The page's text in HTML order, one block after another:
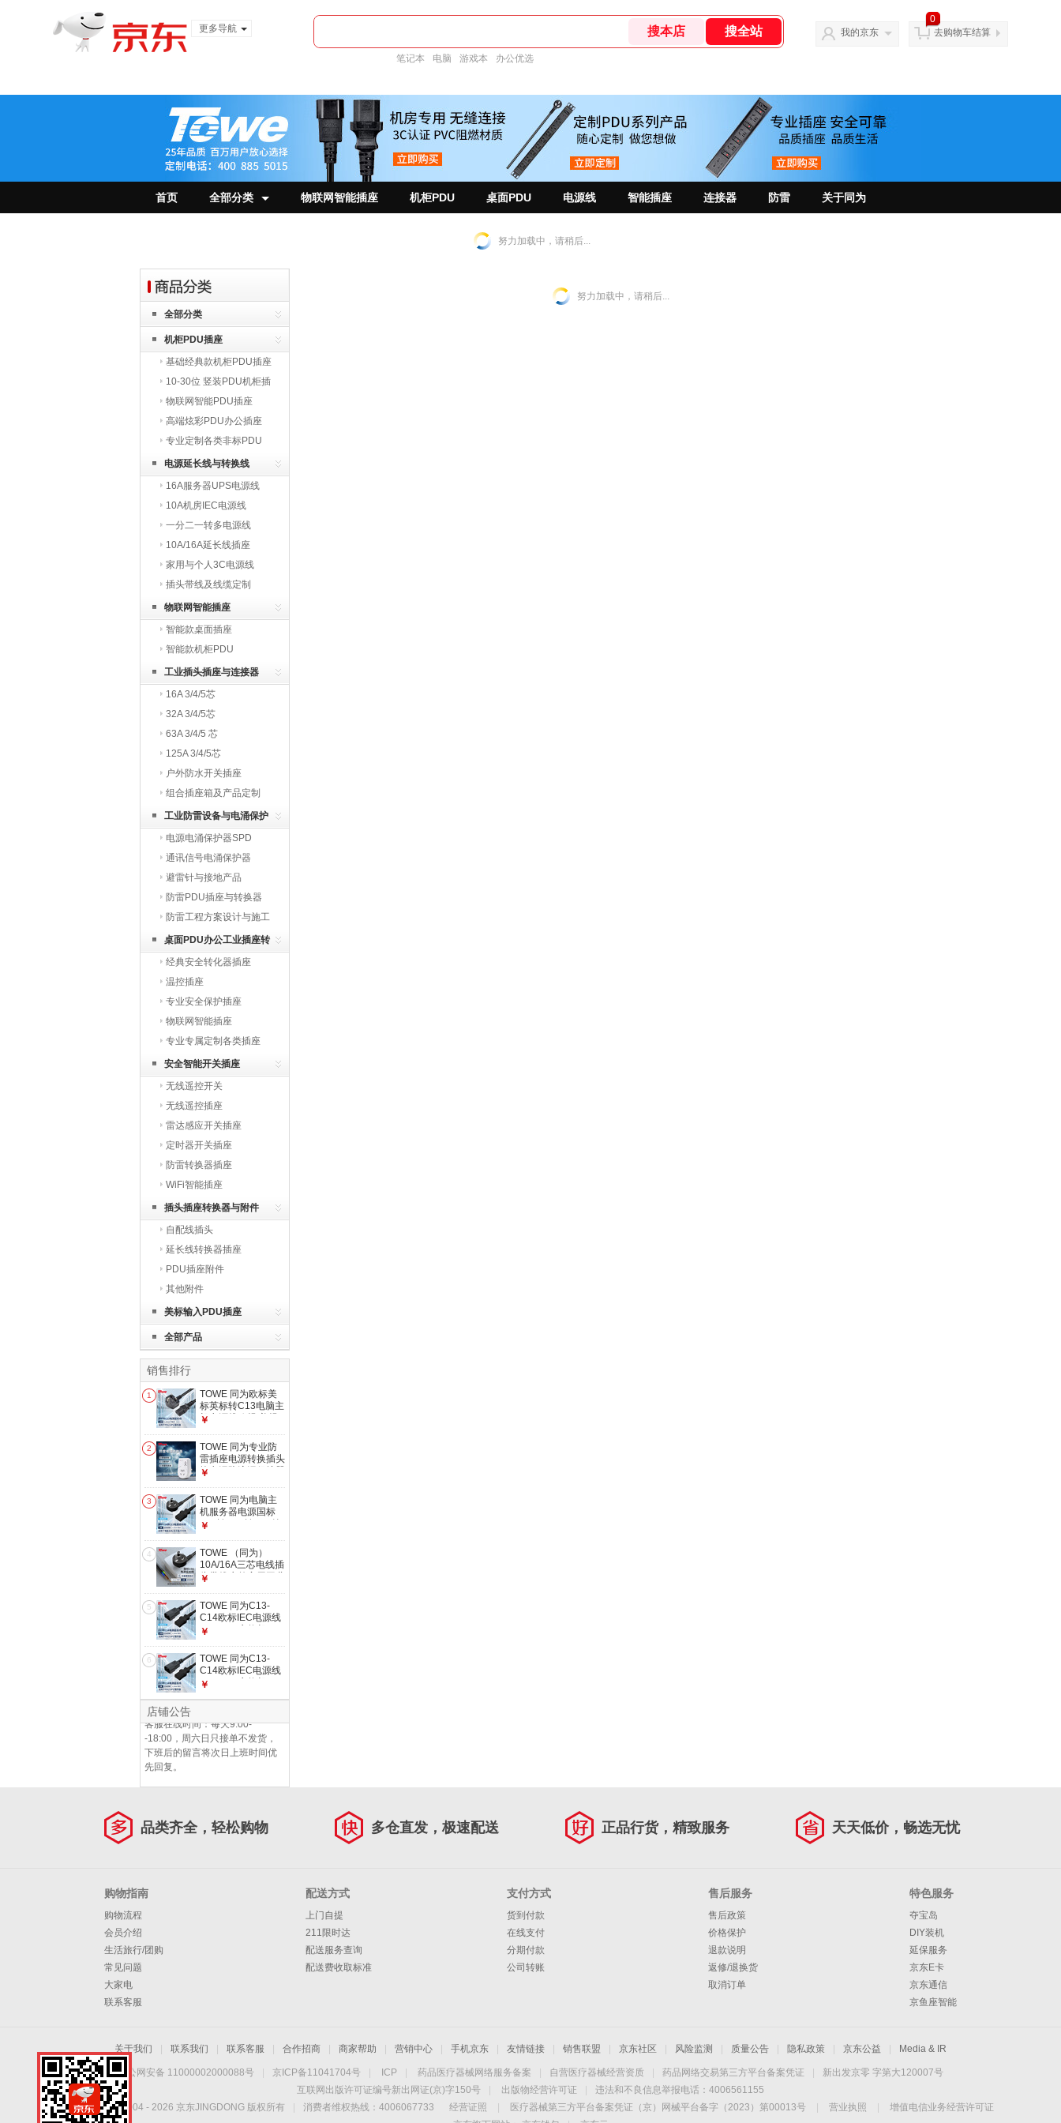
更多导航
笔记本 电脑 游戏本 办公优选
我的京东
0
去购物车结算
首页 全部分类 物联网智能插座 机柜PDU 桌面PDU 电源线 智能插座 连接器 防雷 关于同为
努力加载中，请稍后...
全部分类
机柜PDU插座
基础经典款机柜PDU插座
10-30位 竖装PDU机柜插
座物联网智能PDU插座
高端炫彩PDU办公插座
专业定制各类非标PDU
电源延长线与转换线
16A服务器UPS电源线
10A机房IEC电源线
一分二一转多电源线
10A/16A延长线插座
家用与个人3C电源线
插头带线及线缆定制
物联网智能插座
智能款桌面插座
智能款机柜PDU
工业插头插座与连接器
16A 3/4/5芯
32A 3/4/5芯
63A 3/4/5 芯
125A 3/4/5芯
户外防水开关插座
组合插座箱及产品定制
工业防雷设备与电涌保护
器
电源电涌保护器SPD
通讯信号电涌保护器
避雷针与接地产品
防雷PDU插座与转换器
防雷工程方案设计与施工
桌面PDU办公工业插座转
换器
经典安全转化器插座
温控插座
专业安全保护插座
物联网智能插座
专业专属定制各类插座
安全智能开关插座
无线遥控开关
无线遥控插座
雷达感应开关插座
定时器开关插座
防雷转换器插座
WiFi智能插座
插头插座转换器与附件
自配线插头
延长线转换器插座
PDU插座附件
其他附件
美标输入PDU插座
全部产品
销售排行
1
TOWE 同为欧标美
标英标转C13电脑主
机电源线欧规/美规/
铜芯电源延长线 英
标10A插头转C13
1.8米 1.0平方
￥
2
TOWE 同为专业防
雷插座电源转换插头
抗电涌防浪涌保护器
孔 AP-1011S
￥
3
TOWE 同为电脑主
机服务器电源国标
10a转C13转C15纯
16A转C13电源线
1.5平 国标10A插头
3米 TW-F-G10/C13
￥
4
TOWE （同为）
10A/16A三芯电线插
头带线户外家用工业
头自接线裸尾电源线
10A 1.5平 3米TW-F-
G10 3M
￥
5
TOWE 同为C13-
C14欧标IEC电源线
PDU/IEC交换机
源延长线C13转C14
1.8米 1.5平 TW-F-
C13/C14 1.5平方
￥
6
TOWE 同为C13-
C14欧标IEC电源线
PDU/IEC交换机
C13/C14 1.5平方
￥
店铺公告
仓库发货时间：当日16：30前支
付的订单当天发货，16：30后的
订单次日发货，周六日、节假日
不发货，顺延至上班第一天按支
付时间顺发。
客服在线时间：每天9:00-
-18:00，周六日只接单不发货，
下班后的留言将次日上班时间优
先回复。
努力加载中，请稍后...
品类齐全，轻松购物 多仓直发，极速配送 正品行货，精致服务 天天低价，畅选无忧
购物指南
购物流程
会员介绍
生活旅行/团购
常见问题
大家电
联系客服
配送方式
上门自提
211限时达
配送服务查询
配送费收取标准
支付方式
货到付款
在线支付
分期付款
公司转账
售后服务
售后政策
价格保护
退款说明
返修/退换货
取消订单
特色服务
夺宝岛
DIY装机
延保服务
京东E卡
京东通信
京鱼座智能
关于我们 联系我们 联系客服 合作招商 商家帮助 营销中心 手机京东 友情链接 销售联盟 京东社区 风险监测 质量公告 隐私政策 京东公益 Media & IR
京公网安备 11000002000088号 京ICP备11041704号 ICP 药品医疗器械网络服务备案 自营医疗器械经营资质 药品网络交易第三方平台备案凭证
新出发京零 字第大120007号
互联网出版许可证编号新出网证(京)字150号
出版物经营许可证
违法和不良信息举报电话：4006561155
Copyright © 2004 - 2026 京东JINGDONG 版权所有 消费者维权热线：4006067733 经营证照 医疗器械第三方平台备案凭证（京）网械平台备字（2023）第00013号 营业执照
增值电信业务经营许可证